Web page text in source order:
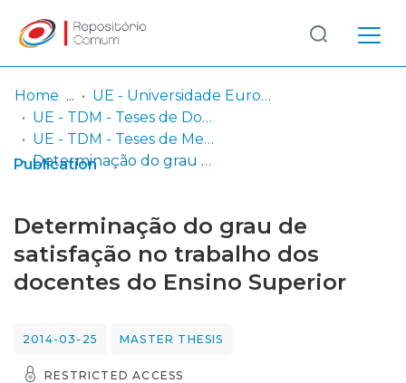
Communities
& Collections
Statistics
Log
In
(current)
Home
UE - Universidade Europeia
UE - TDM - Teses de Doutoramento e Mestrado
UE - TDM - Teses de Mestrado
Determinação do grau de satisfação no trabalho dos docentes do Ensino Superior
Publication
Determinação do grau de
satisfação no trabalho dos
docentes do Ensino Superior
2014-03-25 MASTER THESIS
RESTRICTED ACCESS